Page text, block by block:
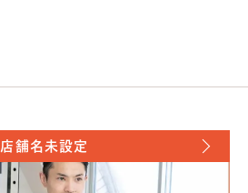
店舗名未設定